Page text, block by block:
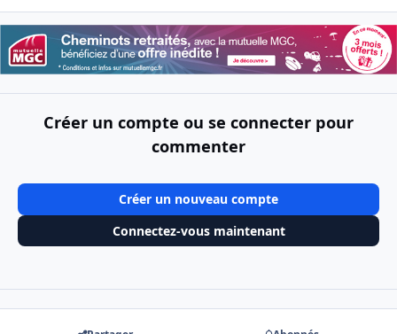
Créer un compte ou se connecter pour
commenter
Créer un nouveau compte
Connectez-vous maintenant